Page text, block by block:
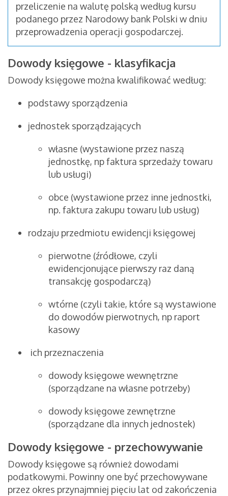
przeliczenie na walutę polską według kursu
podanego przez Narodowy bank Polski w dniu
przeprowadzenia operacji gospodarczej.
Dowody księgowe - klasyfikacja
Dowody księgowe można kwalifikować według:
podstawy sporządzenia
jednostek sporządzających
własne (wystawione przez naszą
jednostkę, np faktura sprzedaży towaru
lub usługi)
obce (wystawione przez inne jednostki,
np. faktura zakupu towaru lub usług)
rodzaju przedmiotu ewidencji księgowej
pierwotne (źródłowe, czyli
ewidencjonujące pierwszy raz daną
transakcję gospodarczą)
wtórne (czyli takie, które są wystawione
do dowodów pierwotnych, np raport
kasowy
ich przeznaczenia
dowody księgowe wewnętrzne
(sporządzane na własne potrzeby)
dowody księgowe zewnętrzne
(sporządzane dla innych jednostek)
Dowody księgowe - przechowywanie
Dowody księgowe są również dowodami
podatkowymi. Powinny one być przechowywane
przez okres przynajmniej pięciu lat od zakończenia